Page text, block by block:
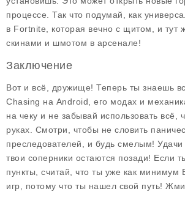
процессе. Так что подумай, как
в Fortnite, которая вечно с щитом, и тут
скинами и шмотом в арсенале!
Заключение
Вот и всё, дружище! Теперь ты знаешь
Chasing на Android, его модах и
на чеку и не забывай использовать всё,
руках. Смотри, чтобы не словить
преследователей, и будь смелым! Удачи
твои соперники остаются позади! Если
пункты, считай, что ты уже как минимум
игр, потому что ты нашел свой путь! Жми